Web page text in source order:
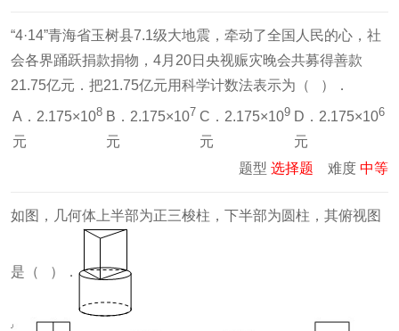
“4·14”青海省玉树县7.1级大地震，牵动了全国人民的心，社
会各界踊跃捐款捐物，4月20日央视赈灾晚会共募得善款
21.75亿元．把21.75亿元用科学计数法表示为（ ）．
A．2.175×108
元
B．2.175×107
元
C．2.175×109
元
D．2.175×106
元
题型 选择题 难度 中等
如图，几何体上半部为正三梭柱，下半部为圆柱，其俯视图
是（ ）．